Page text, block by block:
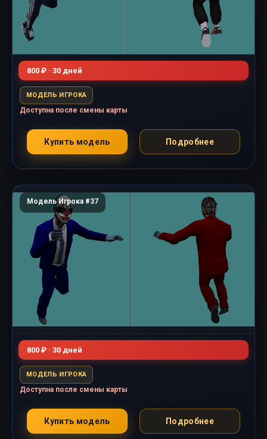
800 ₽ · 30 дней
МОДЕЛЬ ИГРОКА
Доступна после смены карты
Купить модель Подробнее
Модель Игрока #37
800 ₽ · 30 дней
МОДЕЛЬ ИГРОКА
Доступна после смены карты
Купить модель Подробнее